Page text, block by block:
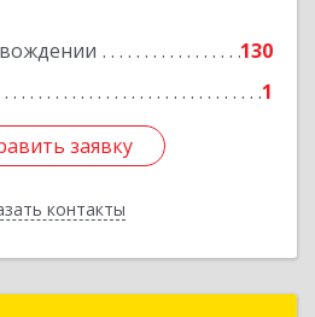
130
1
заявку
контакты
заявку
Назад